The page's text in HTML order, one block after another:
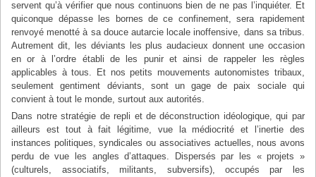
servent qu’à vérifier que nous continuons bien de ne pas l’inquiéter. Et
quiconque dépasse les bornes de ce confinement, sera rapidement
renvoyé menotté à sa douce autarcie locale inoffensive, dans sa tribus.
Autrement dit, les déviants les plus audacieux donnent une occasion
en or à l’ordre établi de les punir et ainsi de rappeler les règles
applicables à tous. Et nos petits mouvements autonomistes tribaux,
seulement gentiment déviants, sont un gage de paix sociale qui
convient à tout le monde, surtout aux autorités.
Dans notre stratégie de repli et de déconstruction idéologique, qui par
ailleurs est tout à fait légitime, vue la médiocrité et l’inertie des
instances politiques, syndicales ou associatives actuelles, nous avons
perdu de vue les angles d’attaques. Dispersés par les « projets »
(culturels, associatifs, militants, subversifs), occupés par les